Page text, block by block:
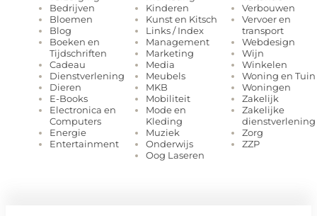
Bedrijven
Bloemen
Blog
Boeken en
Tijdschriften
Cadeau
Dienstverlening
Dieren
E-Books
Electronica en
Computers
Energie
Entertainment
Kinderen
Kunst en Kitsch
Links / Index
Management
Marketing
Media
Meubels
MKB
Mobiliteit
Mode en
Kleding
Muziek
Onderwijs
Oog Laseren
Verbouwen
Vervoer en
transport
Webdesign
Wijn
Winkelen
Woning en Tuin
Woningen
Zakelijk
Zakelijke
dienstverlening
Zorg
ZZP